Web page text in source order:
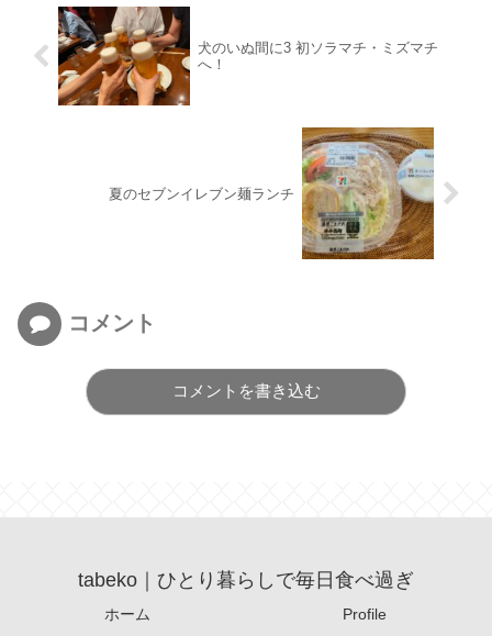
犬のいぬ間に3 初ソラマチ・ミズマチ
へ！
夏のセブンイレブン麺ランチ
コメント
コメントを書き込む
tabeko｜ひとり暮らしで毎日食べ過ぎ
ホーム
Profile